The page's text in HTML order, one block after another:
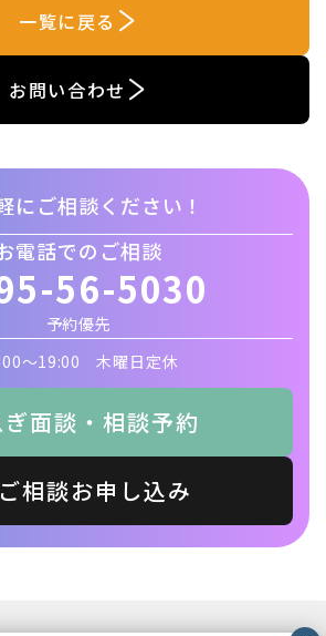
一覧に戻る
お問い合わせ
にご相談ください！
電話でのご相談
56-5030
予約優先
〜19:00 木曜日定休
ぎ面談・相談予約
ご相談お申し込み